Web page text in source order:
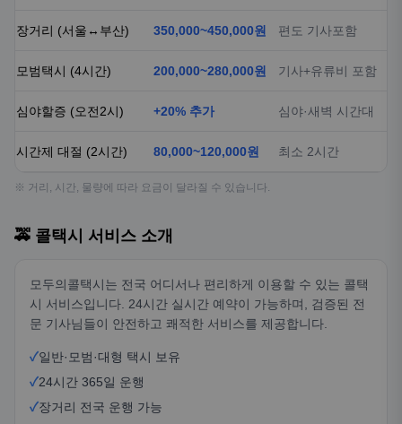
장거리 (서울↔부산) 350,000~450,000원 편도 기사포함
모범택시 (4시간) 200,000~280,000원 기사+유류비 포함
심야할증 (오전2시) +20% 추가 심야·새벽 시간대
시간제 대절 (2시간) 80,000~120,000원 최소 2시간
※ 거리, 시간, 물량에 따라 요금이 달라질 수 있습니다.
🚕 콜택시 서비스 소개
모두의콜택시는 전국 어디서나 편리하게 이용할 수 있는 콜택
시 서비스입니다. 24시간 실시간 예약이 가능하며, 검증된 전
문 기사님들이 안전하고 쾌적한 서비스를 제공합니다.
✓일반·모범·대형 택시 보유
✓24시간 365일 운행
✓장거리 전국 운행 가능